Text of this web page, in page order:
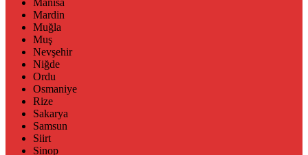
Manisa
Mardin
Muğla
Muş
Nevşehir
Niğde
Ordu
Osmaniye
Rize
Sakarya
Samsun
Siirt
Sinop